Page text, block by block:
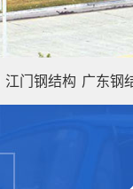
江门钢结构 广东钢